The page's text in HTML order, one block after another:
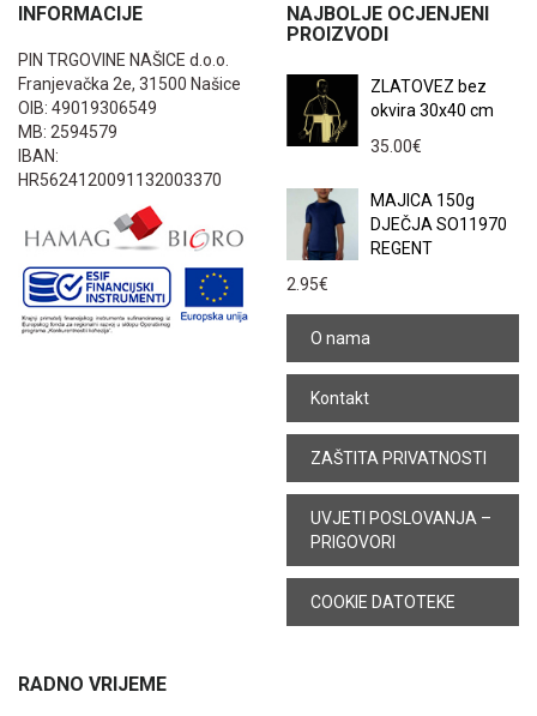
INFORMACIJE
PIN TRGOVINE NAŠICE d.o.o.
Franjevačka 2e, 31500 Našice
OIB: 49019306549
MB: 2594579
IBAN:
HR5624120091132003370
NAJBOLJE OCJENJENI
PROIZVODI
ZLATOVEZ bez
okvira 30x40 cm
35.00€
MAJICA 150g
DJEČJA SO11970
REGENT
2.95€
O nama
Kontakt
ZAŠTITA PRIVATNOSTI
UVJETI POSLOVANJA –
PRIGOVORI
COOKIE DATOTEKE
RADNO VRIJEME